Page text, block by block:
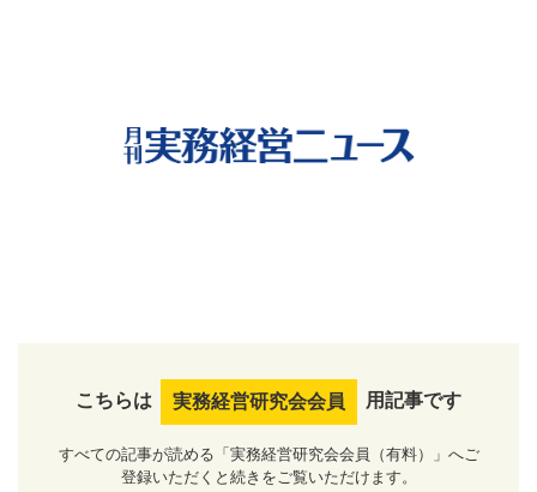
こちらは 実務経営研究会会員 用記事です
すべての記事が読める「実務経営研究会会員（有料）」へご
登録いただくと続きをご覧いただけます。